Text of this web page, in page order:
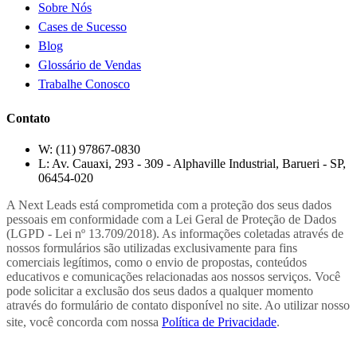
Sobre Nós
Cases de Sucesso
Blog
Glossário de Vendas
Trabalhe Conosco
Contato
W: (11) 97867-0830
L: Av. Cauaxi, 293 - 309 - Alphaville Industrial, Barueri - SP,
06454-020
A Next Leads está comprometida com a proteção dos seus dados
pessoais em conformidade com a Lei Geral de Proteção de Dados
(LGPD - Lei nº 13.709/2018). As informações coletadas através de
nossos formulários são utilizadas exclusivamente para fins
comerciais legítimos, como o envio de propostas, conteúdos
educativos e comunicações relacionadas aos nossos serviços. Você
pode solicitar a exclusão dos seus dados a qualquer momento
através do formulário de contato disponível no site. Ao utilizar nosso
site, você concorda com nossa Política de Privacidade.